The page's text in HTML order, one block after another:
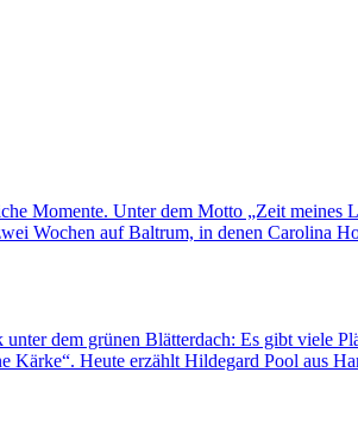
Momente. Unter dem Motto „Zeit meines
Wochen auf Baltrum, in denen Carolina
dem grünen Blätterdach: Es gibt viele
Heute erzählt Hildegard Pool aus